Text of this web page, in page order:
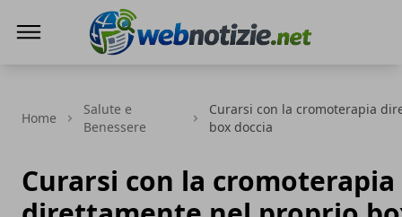
Home
Salute e
Benessere
Curarsi con la cromoterapia
box doccia
Curarsi con la cromoterapia